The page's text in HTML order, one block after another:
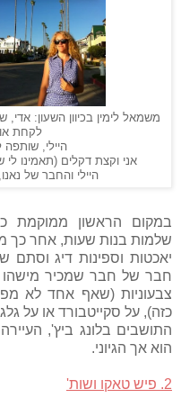
משמאל לימין בכיוון השעון:
לקחת
היילי,
אני וקצת דקלים (תאמינו
היילי והחבר של
במקום הראשון ממוקמת
שלמות בנות שעות, אחר כך
יאכטות וספינות דיג וסתם
חבר של חבר שמכיר מישהו
צבעוניות (שאף אחד לא
כזה), על סקייטבורד או על
התושבים בלונג ביץ',
הוא אך הגיוני.
2. פיש טאקו ושות'